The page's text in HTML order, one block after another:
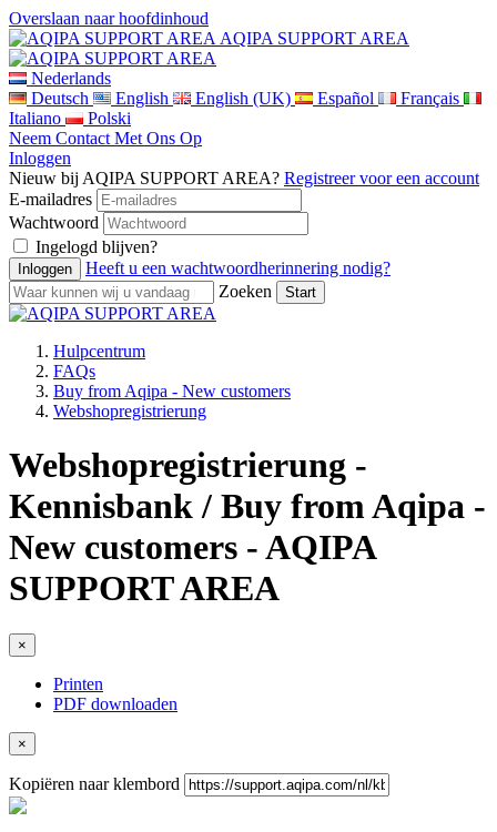
Overslaan naar hoofdinhoud
AQIPA SUPPORT AREA
Nederlands
Deutsch
English English (UK) Español
Français
Italiano
Polski
Neem Contact Met Ons Op
Inloggen
Nieuw bij AQIPA SUPPORT AREA? Registreer voor een account
E-mailadres
Wachtwoord
Ingelogd blijven?
Heeft u een wachtwoordherinnering nodig?
Zoeken
Hulpcentrum
FAQs
Buy from Aqipa - New customers
Webshopregistrierung
Webshopregistrierung -
Kennisbank / Buy from Aqipa -
New customers - AQIPA
SUPPORT AREA
×
Printen
PDF downloaden
×
Kopiëren naar klembord